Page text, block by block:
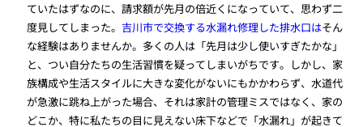
ていたはずなのに、請求額が先月の倍近くになっていて、思わず二
度見してしまった。吉川市で交換する水漏れ修理した排水口はそん
な経験はありませんか。多くの人は「先月は少し使いすぎたかな」
と、つい自分たちの生活習慣を疑ってしまいがちです。しかし、家
族構成や生活スタイルに大きな変化がないにもかかわらず、水道代
が急激に跳ね上がった場合、それは家計の管理ミスではなく、家の
どこか、特に私たちの目に見えない床下などで「水漏れ」が起きて